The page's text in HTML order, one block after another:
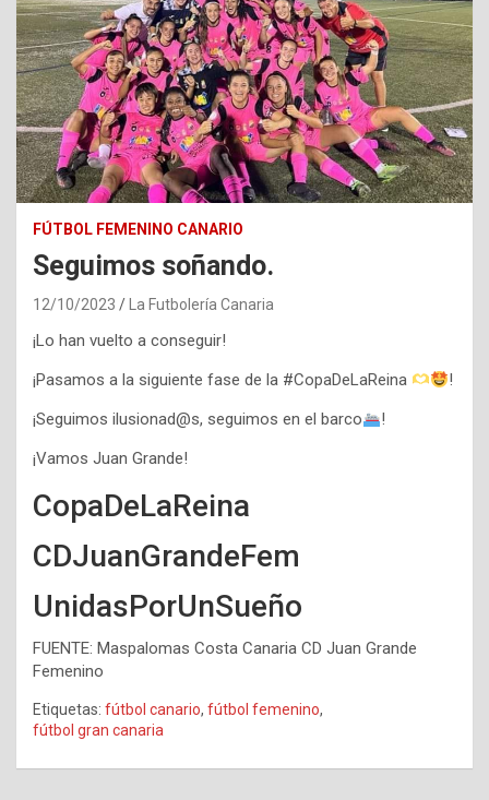
FÚTBOL FEMENINO CANARIO
Seguimos soñando.
12/10/2023 La Futbolería Canaria
¡Lo han vuelto a conseguir!
¡Pasamos a la siguiente fase de la #CopaDeLaReina
!
¡Seguimos ilusionad@s, seguimos en el barco
!
¡Vamos Juan Grande!
CopaDeLaReina
CDJuanGrandeFem
UnidasPorUnSueño
FUENTE: Maspalomas Costa Canaria CD Juan Grande
Femenino
Etiquetas: fútbol canario, fútbol femenino,
fútbol gran canaria